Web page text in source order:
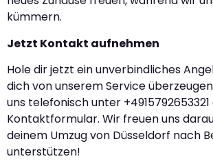
kümmern.
Jetzt Kontakt aufnehmen
Hole dir jetzt ein unverbindliches
dich von unserem Service
uns telefonisch unter
Kontaktformular. Wir freuen uns
deinem Umzug von Düsseldorf nach
unterstützen!